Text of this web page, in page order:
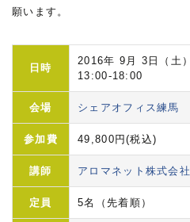
願います。
日時
2016年 9月 3日（土）
13:00-18:00
会場 シェアオフィス練馬
参加費 49,800円(税込)
講師 アロマネット株式会社
定員 5名（先着順）